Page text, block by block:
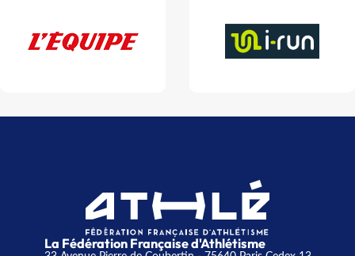
La Fédération Française d'Athlétisme